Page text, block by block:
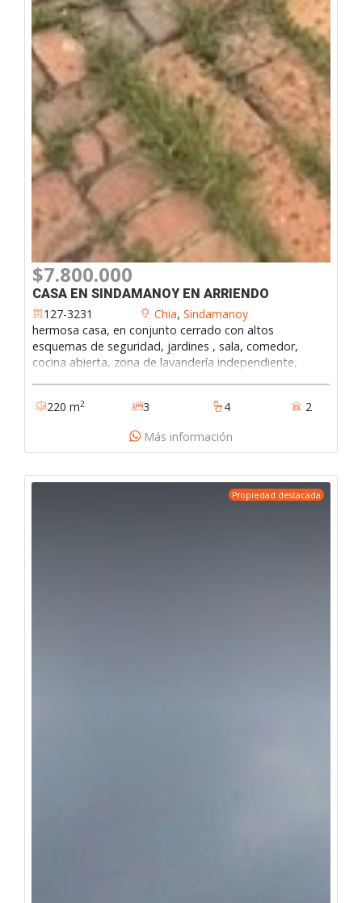
$7.800.000
CASA EN SINDAMANOY EN ARRIENDO
127-3231
Chia, Sindamanoy
hermosa casa, en conjunto cerrado con altos
esquemas de seguridad, jardines , sala, comedor,
cocina abierta, zona de lavandería independiente,
gimnasio, oratorio, salón de eventos, parques.127-
220 m2 3 4
2
Más información
Propiedad destacada